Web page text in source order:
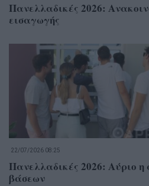
Πανελλαδικές 2026:
εισαγωγής
22/07/2026 08:25
Πανελλαδικές 2026: Αύριο
βάσεων